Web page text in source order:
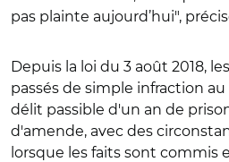
pas plainte aujourd’hui",
Depuis la loi du 3 août 2018,
passés de simple infraction
délit passible d'un an de
d'amende, avec des
lorsque les faits sont commis